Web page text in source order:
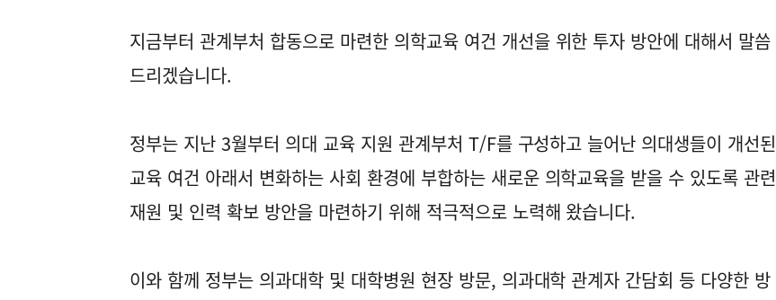
지금부터 관계부처 합동으로 마련한 의학교육 여건 개선을 위한 투자 방안에 대해서 말씀
드리겠습니다.
정부는 지난 3월부터 의대 교육 지원 관계부처 T/F를 구성하고 늘어난 의대생들이 개선된
교육 여건 아래서 변화하는 사회 환경에 부합하는 새로운 의학교육을 받을 수 있도록 관련
재원 및 인력 확보 방안을 마련하기 위해 적극적으로 노력해 왔습니다.
이와 함께 정부는 의과대학 및 대학병원 현장 방문, 의과대학 관계자 간담회 등 다양한 방